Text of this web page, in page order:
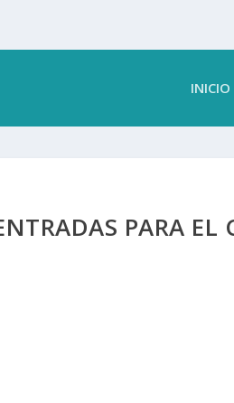
INICIO
PARA EL